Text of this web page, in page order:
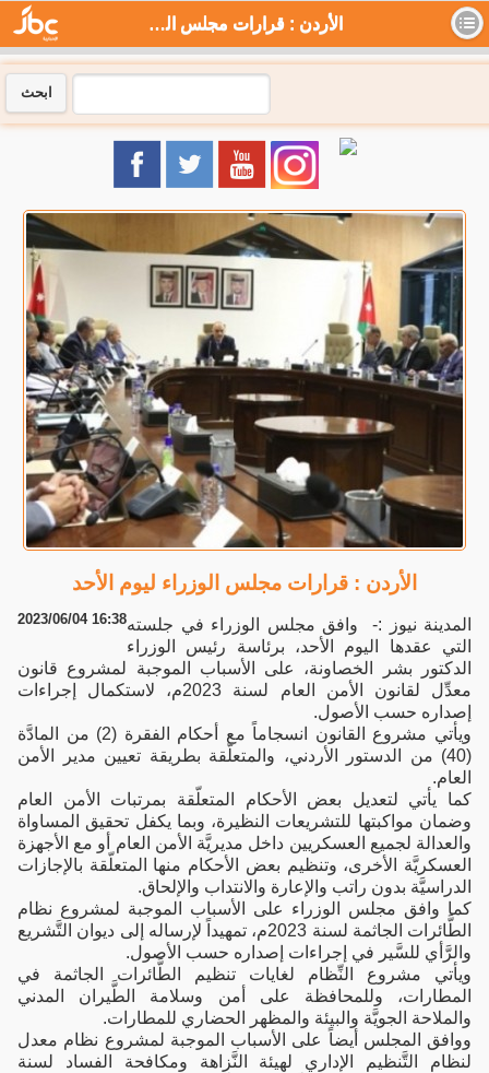
الأردن : قرارات مجلس الوزراء ليوم الأحد - جي بي سي نيوز
ابحث
الأردن : قرارات مجلس الوزراء ليوم الأحد
2023/06/04 16:38المدينة نيوز :- وافق مجلس الوزراء في جلسته
التي عقدها اليوم الأحد، برئاسة رئيس الوزراء
الدكتور بشر الخصاونة، على الأسباب الموجبة لمشروع قانون
معدِّل لقانون الأمن العام لسنة 2023م، لاستكمال إجراءات
إصداره حسب الأصول.
ويأتي مشروع القانون انسجاماً مع أحكام الفقرة (2) من المادَّة
(40) من الدستور الأردني، والمتعلّقة بطريقة تعيين مدير الأمن
العام.
كما يأتي لتعديل بعض الأحكام المتعلّقة بمرتبات الأمن العام
وضمان مواكبتها للتشريعات النظيرة، وبما يكفل تحقيق المساواة
والعدالة لجميع العسكريين داخل مديريَّة الأمن العام أو مع الأجهزة
العسكريَّة الأخرى، وتنظيم بعض الأحكام منها المتعلّقة بالإجازات
الدراسيَّة بدون راتب والإعارة والانتداب والإلحاق.
كما وافق مجلس الوزراء على الأسباب الموجبة لمشروع نظام
الطَّائرات الجاثمة لسنة 2023م، تمهيداً لإرساله إلى ديوان التَّشريع
والرَّأي للسَّير في إجراءات إصداره حسب الأصول.
ويأتي مشروع النِّظام لغايات تنظيم الطَّائرات الجاثمة في
المطارات، وللمحافظة على أمن وسلامة الطَّيران المدني
والملاحة الجويَّة والبيئة والمظهر الحضاري للمطارات.
ووافق المجلس أيضاً على الأسباب الموجبة لمشروع نظام معدل
لنظام التَّنظيم الإداري لهيئة النَّزاهة ومكافحة الفساد لسنة